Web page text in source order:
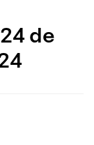
de